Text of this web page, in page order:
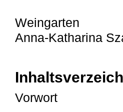
Weingarten
Anna-Katharina
Vorwort